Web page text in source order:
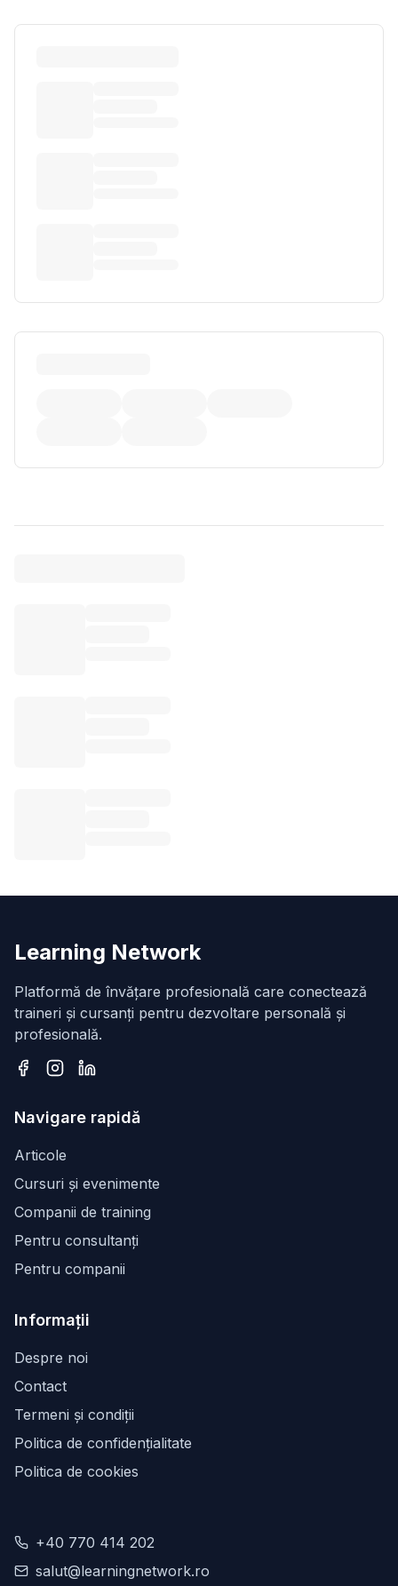
Learning Network
Platformă de învățare profesională care conectează
traineri și cursanți pentru dezvoltare personală și
profesională.
Navigare rapidă
Articole
Cursuri și evenimente
Companii de training
Pentru consultanți
Pentru companii
Informații
Despre noi
Contact
Termeni și condiții
Politica de confidențialitate
Politica de cookies
+40 770 414 202
salut@learningnetwork.ro